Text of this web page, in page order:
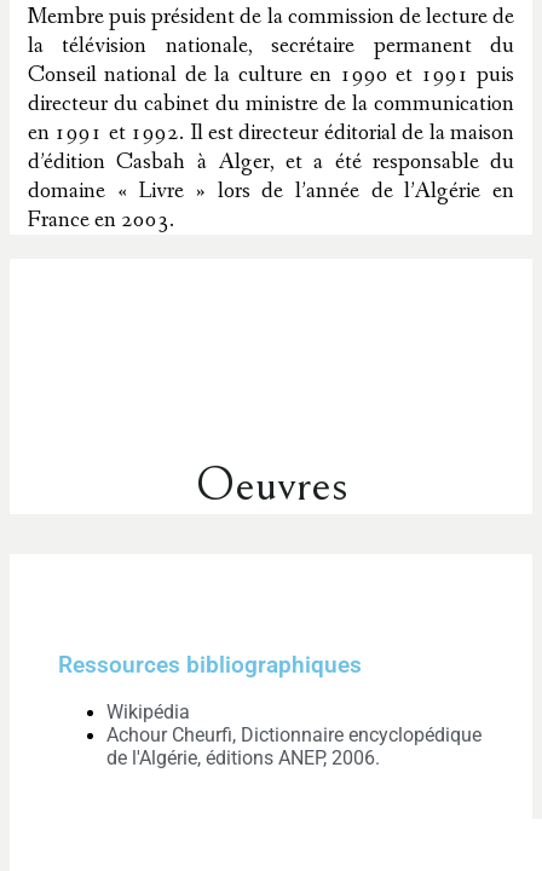
Membre puis président de la commission de lecture de
la télévision nationale, secrétaire permanent du
Conseil national de la culture en 1990 et 1991 puis
directeur du cabinet du ministre de la communication
en 1991 et 1992. Il est directeur éditorial de la maison
d’édition Casbah à Alger, et a été responsable du
domaine « Livre » lors de l’année de l’Algérie en
France en 2003.
Oeuvres
Ressources bibliographiques
Wikipédia
Achour Cheurfi, Dictionnaire encyclopédique
de l'Algérie, éditions ANEP, 2006.